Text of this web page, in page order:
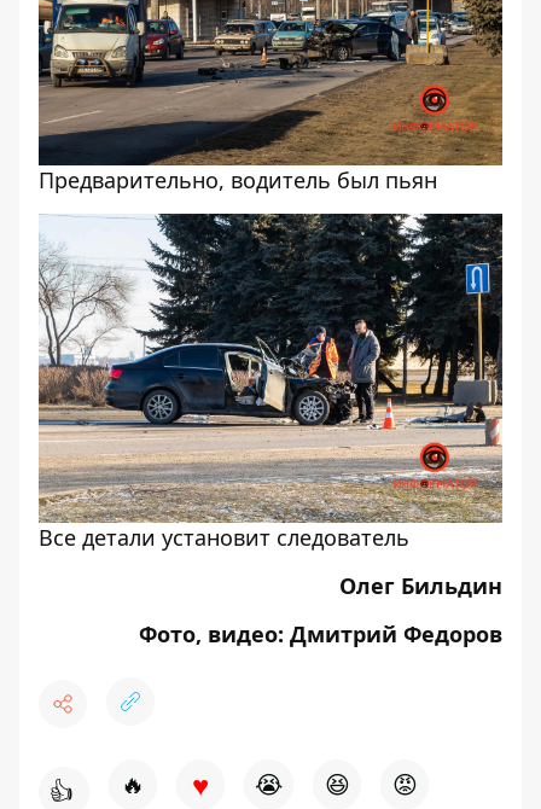
Предварительно, водитель был пьян
Все детали установит следователь
Олег Бильдин
Фото, видео: Дмитрий Федоров
👍 🔥 ♥ 😭 😆 😡